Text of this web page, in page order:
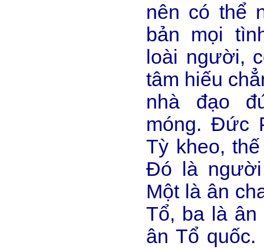
nên có thể
bản mọi
loài người,
tâm hiếu
nhà đạo
móng. Đức
Tỳ kheo,
Đó là người
Một là ân
Tổ, ba là ân
ân Tổ quốc.